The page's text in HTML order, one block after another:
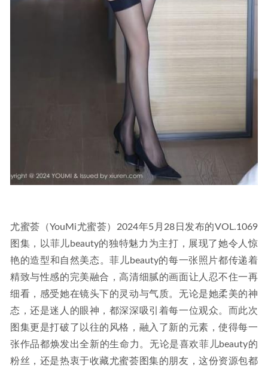
尤蜜荟（YouMi尤蜜荟）2024年5月28日发布的VOL.1069
图集，以菲儿beauty的独特魅力为主打，展现了她令人惊
艳的造型和自然美态。菲儿beauty的每一张照片都传递着
精致与性感的完美融合，高清细腻的画面让人忍不住一再
细看，感受她在镜头下的灵动与气质。无论是她柔美的神
态，还是迷人的眼神，都深深吸引着每一位观众。而此次
图集更是打破了以往的风格，融入了新的元素，使得每一
张作品都焕发出全新的生命力。无论是喜欢菲儿beauty的
粉丝，还是热衷于收藏尤蜜荟图集的朋友，这份资源包都